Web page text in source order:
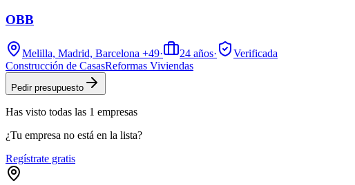
OBB
Melilla, Madrid, Barcelona +49· 24 años·
Verificada
Construcción de CasasReformas Viviendas
Pedir presupuesto
Has visto todas las 1 empresas
¿Tu empresa no está en la lista?
Regístrate gratis